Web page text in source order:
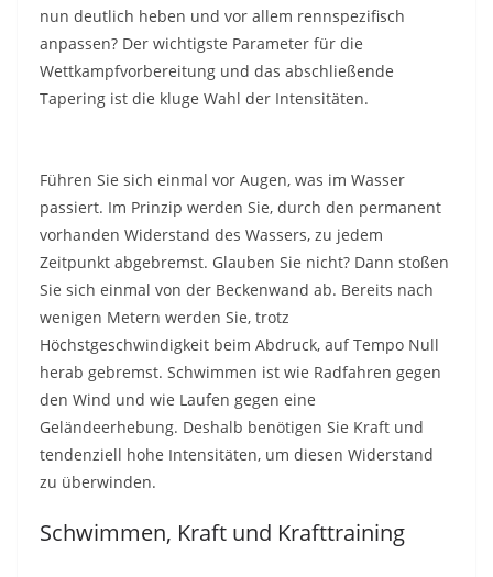
nun deutlich heben und vor allem rennspezifisch
anpassen? Der wichtigste Parameter für die
Wettkampfvorbereitung und das abschließende
Tapering ist die kluge Wahl der Intensitäten.
Führen Sie sich einmal vor Augen, was im Wasser
passiert. Im Prinzip werden Sie, durch den permanent
vorhanden Widerstand des Wassers, zu jedem
Zeitpunkt abgebremst. Glauben Sie nicht? Dann stoßen
Sie sich einmal von der Beckenwand ab. Bereits nach
wenigen Metern werden Sie, trotz
Höchstgeschwindigkeit beim Abdruck, auf Tempo Null
herab gebremst. Schwimmen ist wie Radfahren gegen
den Wind und wie Laufen gegen eine
Geländeerhebung. Deshalb benötigen Sie Kraft und
tendenziell hohe Intensitäten, um diesen Widerstand
zu überwinden.
Schwimmen, Kraft und Krafttraining